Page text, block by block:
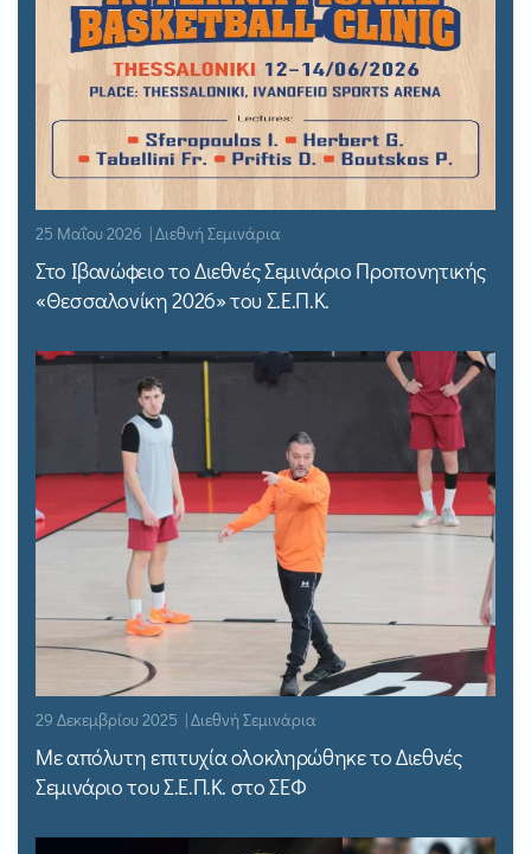
25 Μαΐου 2026 | Διεθνή Σεμινάρια
Στο Ιβανώφειο το Διεθνές Σεμινάριο Προπονητικής
«Θεσσαλονίκη 2026» του Σ.Ε.Π.Κ.
29 Δεκεμβρίου 2025 | Διεθνή Σεμινάρια
Με απόλυτη επιτυχία ολοκληρώθηκε το Διεθνές
Σεμινάριο του Σ.Ε.Π.Κ. στο ΣΕΦ